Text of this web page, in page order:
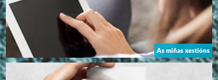
As miñas xestións